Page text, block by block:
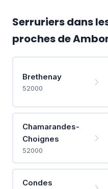
Serruriers dans
proches de
Brethenay
52000
Chamarandes-
Choignes
52000
Condes